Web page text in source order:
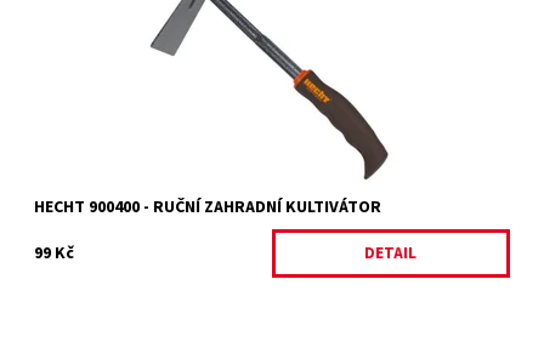
Momentálně nedostupné
10533
HECHT
HECHT 900400 - RUČNÍ ZAHRADNÍ KULTIVÁTOR
99 Kč
DETAIL